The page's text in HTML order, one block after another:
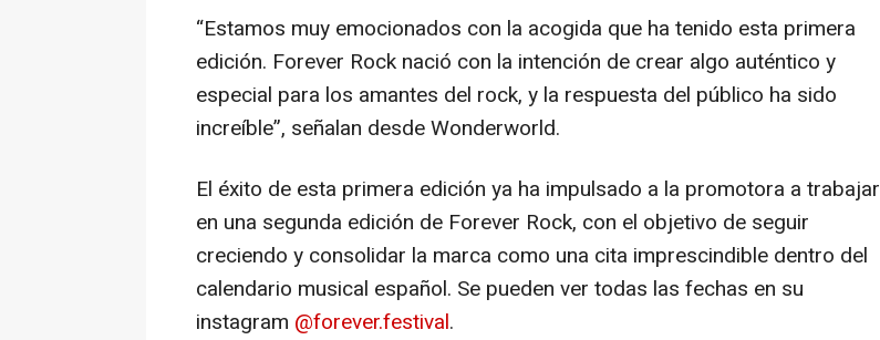
“Estamos muy emocionados con la acogida que ha tenido esta primera
edición. Forever Rock nació con la intención de crear algo auténtico y
especial para los amantes del rock, y la respuesta del público ha sido
increíble”, señalan desde Wonderworld.
El éxito de esta primera edición ya ha impulsado a la promotora a trabajar
en una segunda edición de Forever Rock, con el objetivo de seguir
creciendo y consolidar la marca como una cita imprescindible dentro del
calendario musical español. Se pueden ver todas las fechas en su
instagram @forever.festival.